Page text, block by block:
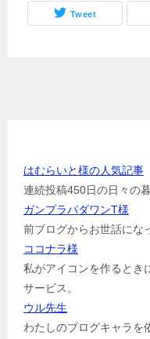
Tweet
はむらいと様の人気記事
連続投稿450日の日々の
ガンプラパダワンT様
前ブログからお世話にな
ココナラ様
私がアイコンを作るとき
サービス。
ウル先生
わたしのブログキャラを